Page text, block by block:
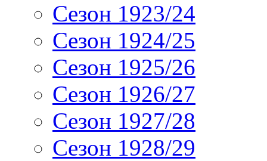
Сезон 1923/24
Сезон 1924/25
Сезон 1925/26
Сезон 1926/27
Сезон 1927/28
Сезон 1928/29